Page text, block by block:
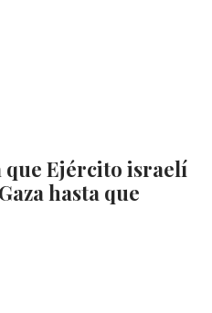
que Ejército israelí
hasta que